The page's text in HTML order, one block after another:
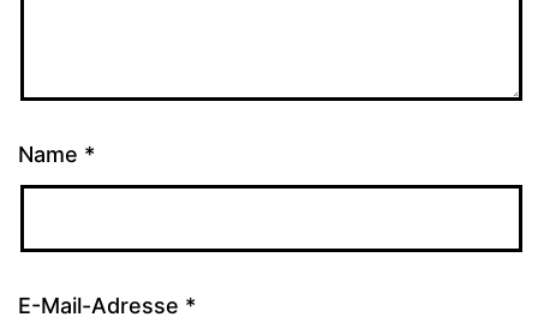
Name *
E-Mail-Adresse *